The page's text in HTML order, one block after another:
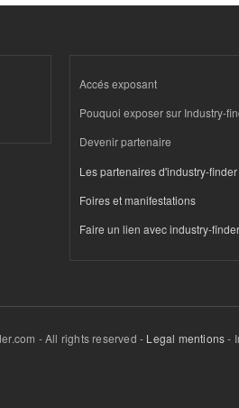
Accés exposant
Pouquoi exposer sur Industry-
Devenir partenaire
Les partenaires d'industry-finder
Foires et manifestations
Faire un lien avec industry-finder
- All rights reserved - Legal mentions-